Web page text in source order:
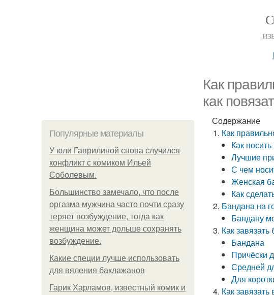
Как
как
Популярные материалы
У юли Гаврилиной снова случился
конфликт с комиком Ильей
Соболевым.
Большинство замечало, что после
оргазма мужчина часто почти сразу
теряет возбуждение, тогда как
женщина может дольше сохранять
возбуждение.
Какие специи лучше использовать
для вяления баклажанов
Гарик Харламов, известный комик и
Содержание
Как
Как
Лучшие
С чем
Женская
Как
Бандана на
Бандану
Как
Бандана
Причёски
Средней
Для
Как